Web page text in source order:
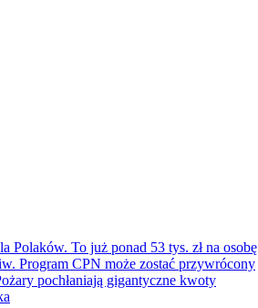
Polaków. To już ponad 53 tys. zł na osobę
Program CPN może zostać przywrócony
pochłaniają gigantyczne kwoty